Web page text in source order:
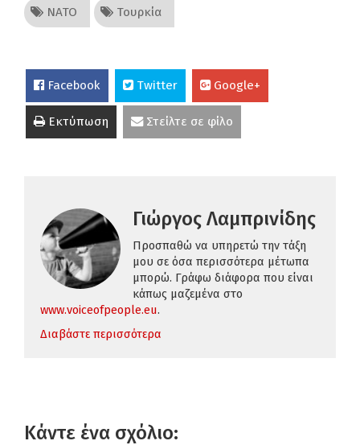
ΝΑΤΟ Τουρκία
Facebook Twitter Google+
Εκτύπωση Στείλτε σε φίλο
Γιώργος Λαμπρινίδης
Προσπαθώ να υπηρετώ την τάξη
μου σε όσα περισσότερα μέτωπα
μπορώ. Γράφω διάφορα που είναι
κάπως μαζεμένα στο
www.voiceofpeople.eu.
Διαβάστε περισσότερα
Κάντε ένα σχόλιο: